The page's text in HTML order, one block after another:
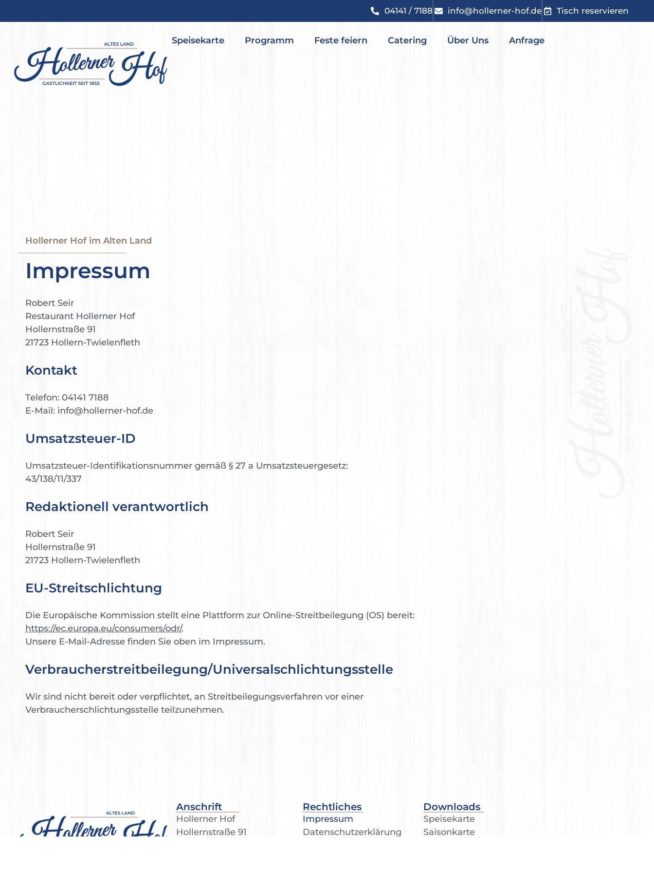
04141 / 7188 info@hollerner-hof.de Tisch reservieren
Speisekarte Programm Feste feiern Catering Über Uns Anfrage
Hollerner Hof im Alten Land
Impressum
Robert Seir
Restaurant Hollerner Hof
Hollernstraße 91
21723 Hollern-Twielenfleth
Kontakt
Telefon: 04141 7188
E-Mail: info@hollerner-hof.de
Umsatzsteuer-ID
Umsatzsteuer-Identifikationsnummer gemäß § 27 a Umsatzsteuergesetz:
43/138/11/337
Redaktionell verantwortlich
Robert Seir
Hollernstraße 91
21723 Hollern-Twielenfleth
EU-Streitschlichtung
Die Europäische Kommission stellt eine Plattform zur Online-Streitbeilegung (OS) bereit:
https://ec.europa.eu/consumers/odr/.
Unsere E-Mail-Adresse finden Sie oben im Impressum.
Verbraucher­streit­beilegung/Universal­schlichtungs­stelle
Wir sind nicht bereit oder verpflichtet, an Streitbeilegungsverfahren vor einer
Verbraucherschlichtungsstelle teilzunehmen.
Anschrift
Hollerner Hof
Hollernstraße 91
Rechtliches
Impressum
Datenschutzerklärung
Downloads
Speisekarte
Saisonkarte